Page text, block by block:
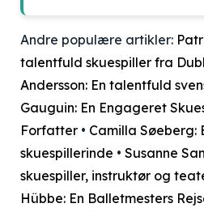
Andre populære artikler:
talentfuld skuespiller fra
Andersson: En talentfuld
Gauguin: En Engageret
Forfatter • Camilla Søeberg:
skuespillerinde • Susanne
skuespiller, instruktør og
Hübbe: En Balletmesters